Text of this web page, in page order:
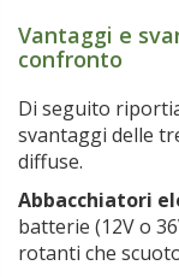
Vantaggi e
confronto
Di seguito
svantaggi delle
diffuse.
Abbacchiatori
batterie (12V o
rotanti che